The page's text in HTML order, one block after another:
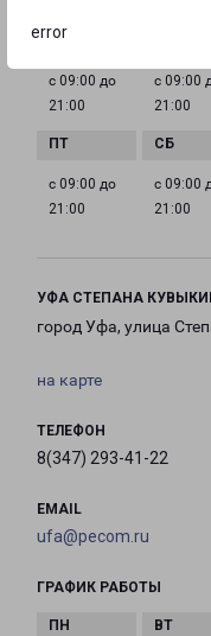
error
с 09:00 до
21:00
с 09:00
21:00
с 09:00 до
21:00
с 09:00
21:00
УФА СТЕПАНА
город Уфа, улица
на карте
ТЕЛЕФОН
8(347) 293-41-22
EMAIL
ufa@pecom.ru
ГРАФИК РАБОТЫ